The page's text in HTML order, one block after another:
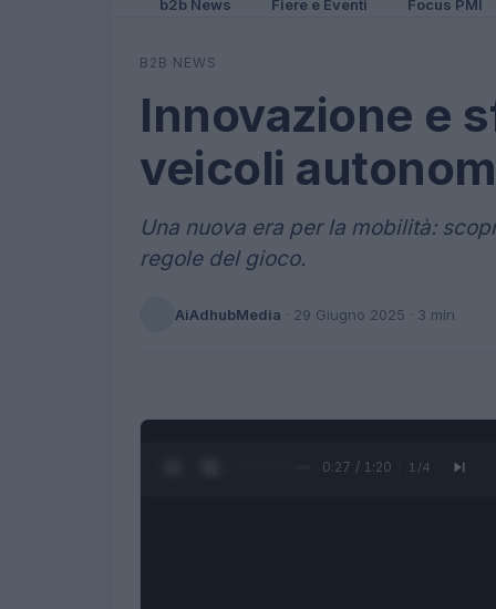
b2b News Fiere e Eventi Focus PMI
B2B NEWS
Innovazione e
veicoli
Una nuova era per la mobilità:
regole del gioco.
AiAdhubMedia · 29 Giugno 2025 · 3 min
0:28 / 1:20 1 /4